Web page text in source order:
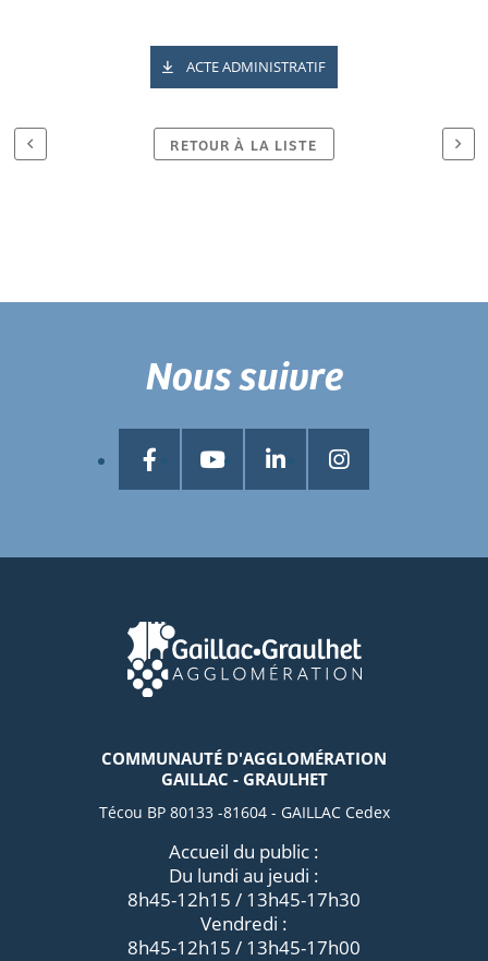
ACTE ADMINISTRATIF
RETOUR À LA LISTE
COMMUNAUTÉ D'AGGLOMÉRATION
GAILLAC - GRAULHET
Técou BP 80133 -81604 - GAILLAC Cedex
Accueil du public :
Du lundi au jeudi :
8h45-12h15 / 13h45-17h30
Vendredi :
8h45-12h15 / 13h45-17h00
Nous suivre